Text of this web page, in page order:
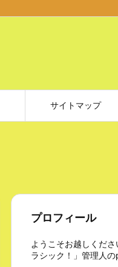
サイトマップ
プロフィール
ようこそお越しくだ
ラシック！」管理人の